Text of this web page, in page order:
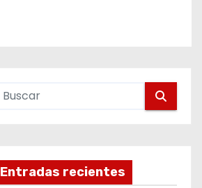
Entradas recientes